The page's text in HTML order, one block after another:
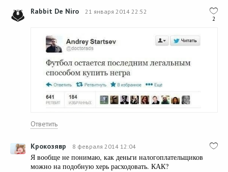
2
Rabbit De Niro 21 января 2014 22:52
Ответить
Крокозявр 8 февраля 2014 12:04
Я вообще не понимаю, как деньги налогоплательщиков
можно на подобную херь расходовать. КАК?